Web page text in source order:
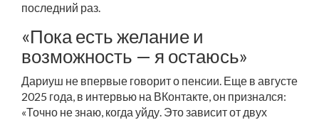
последний раз.
«Пока есть желание и
возможность — я остаюсь»
Дариуш не впервые говорит о пенсии. Еще в августе
2025 года, в интервью на ВКонтакте, он признался:
«Точно не знаю, когда уйду. Это зависит от двух